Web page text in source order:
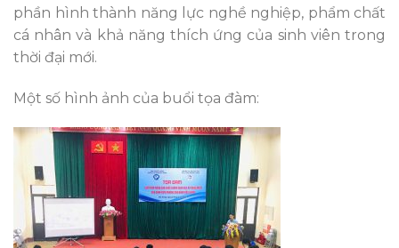
phần hình thành năng lực nghề nghiệp, phẩm chất
cá nhân và khả năng thích ứng của sinh viên trong
thời đại mới.
Một số hình ảnh của buổi tọa đàm: